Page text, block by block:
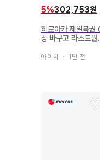
5%302,753원
히로아카 제일복권
상 바쿠고 라스트원
아이치 ・ 1달 전